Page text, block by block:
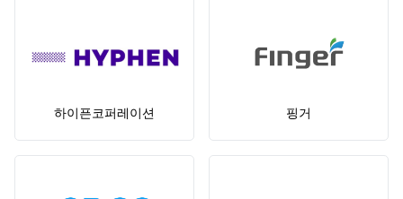
하이픈코퍼레이션 핑거